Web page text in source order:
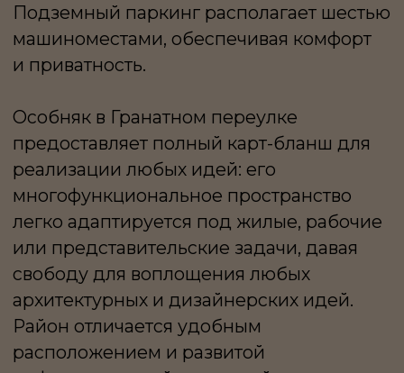
ОСОБНЯК В ГРАНАТНОМ
ПЕРЕУЛКЕ
ПРЕДОСТАВЛЯЕТ
ПОЛНЫЙ КАРТ-БЛАНШ
ДЛЯ РЕАЛИЗАЦИИ
ЛЮБЫХ ИДЕЙ